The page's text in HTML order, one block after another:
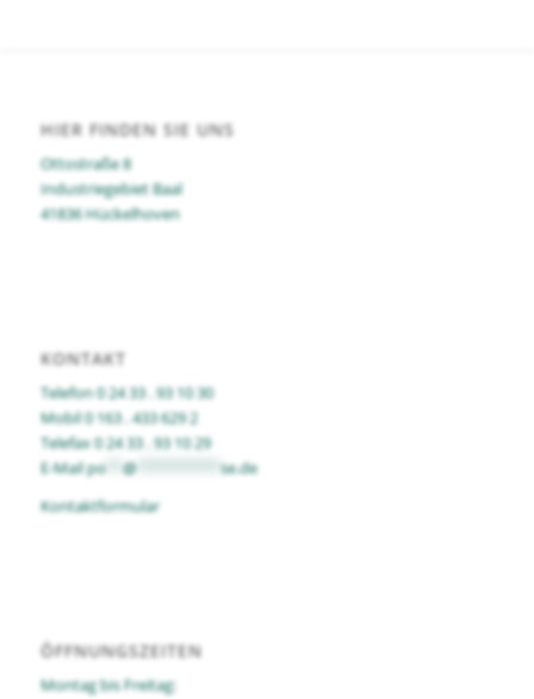
HIER FINDEN SIE UNS
Ottostraße 8
Industriegebiet Baal
41836 Hückelhoven
KONTAKT
Telefon 0 24 33 . 93 10 30
Mobil 0 163 . 433 629 2
Telefax 0 24 33 . 93 10 29
E-Mailpo**@**********se.de
Kontaktformular
ÖFFNUNGSZEITEN
Montag bis Freitag: